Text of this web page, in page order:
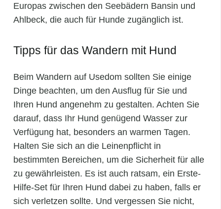
Europas zwischen den Seebädern Bansin und
Ahlbeck, die auch für Hunde zugänglich ist.
Tipps für das Wandern mit Hund
Beim Wandern auf Usedom sollten Sie einige
Dinge beachten, um den Ausflug für Sie und
Ihren Hund angenehm zu gestalten. Achten Sie
darauf, dass Ihr Hund genügend Wasser zur
Verfügung hat, besonders an warmen Tagen.
Halten Sie sich an die Leinenpflicht in
bestimmten Bereichen, um die Sicherheit für alle
zu gewährleisten. Es ist auch ratsam, ein Erste-
Hilfe-Set für Ihren Hund dabei zu haben, falls er
sich verletzen sollte. Und vergessen Sie nicht,